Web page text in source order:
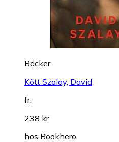
Böcker
Kött Szalay, David
fr.
238 kr
hos Bookhero